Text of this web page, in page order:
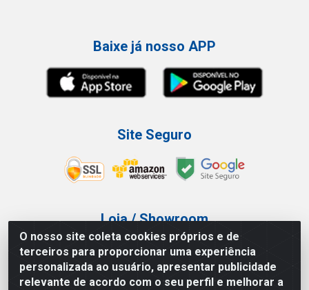
O nosso site coleta cookies próprios e de
terceiros para proporcionar uma experiência
personalizada ao usuário, apresentar publicidade
relevante de acordo com o seu perfil e melhorar a
Baixe já nosso APP
Site Seguro
Loja / Showroom
Tel.: (11) 3227-0546
Av Vautier, 587/597 - Pari - São Paulo/SP